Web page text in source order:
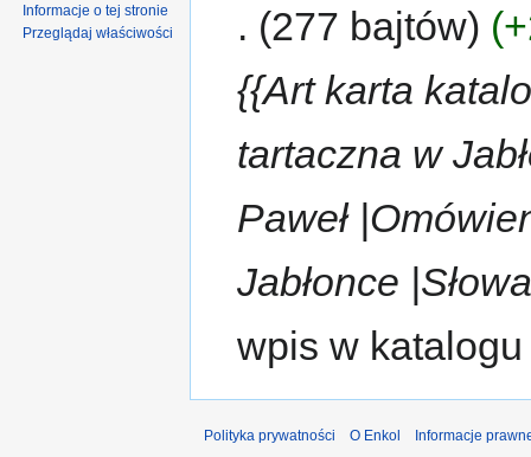
277 bajtów
{{Art karta
tartaczna w
Paweł
Jabłonce
wpis w
Informacje o tej stronie
Przeglądaj właściwości
Polityka prywatności O Enkol Informacje